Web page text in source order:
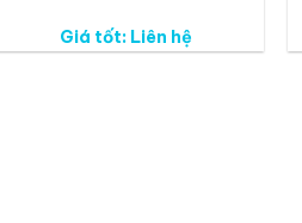
Giá tốt: Liên hệ